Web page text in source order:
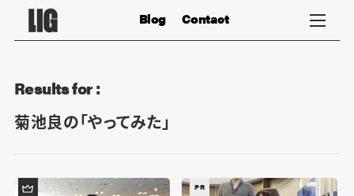
Contact
Blog
Results for :
菊池良の「やってみた」
PR